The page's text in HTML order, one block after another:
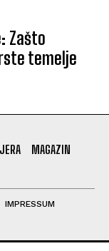
Zašto
temelje
MAGAZIN
IMPRESSUM